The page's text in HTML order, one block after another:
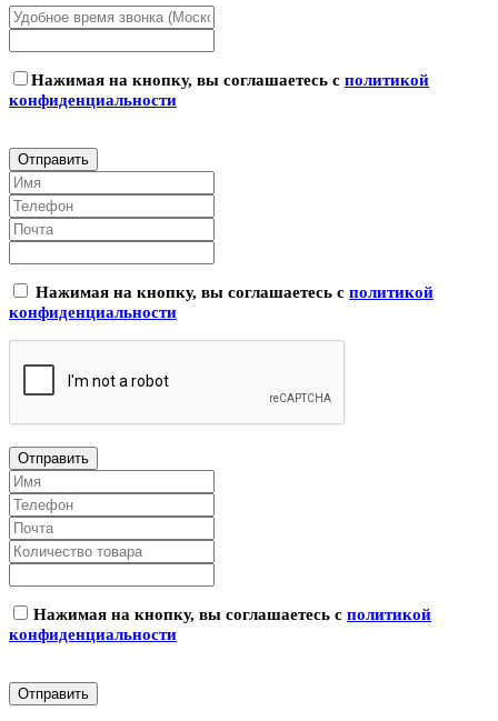
Нажимая на кнопку, вы соглашаетесь с политикой
конфиденциальности
Нажимая на кнопку, вы соглашаетесь с политикой
конфиденциальности
Нажимая на кнопку, вы соглашаетесь с политикой
конфиденциальности